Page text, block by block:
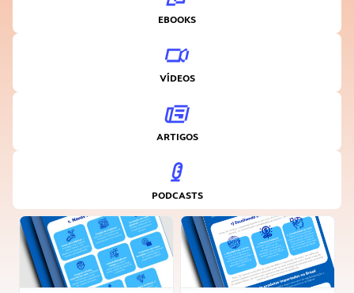
EBOOKS
VÍDEOS
ARTIGOS
PODCASTS